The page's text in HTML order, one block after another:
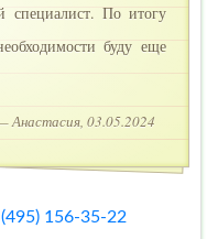
специалист. По итогу
буду еще
Анастасия, 03.05.2024
156-35-22